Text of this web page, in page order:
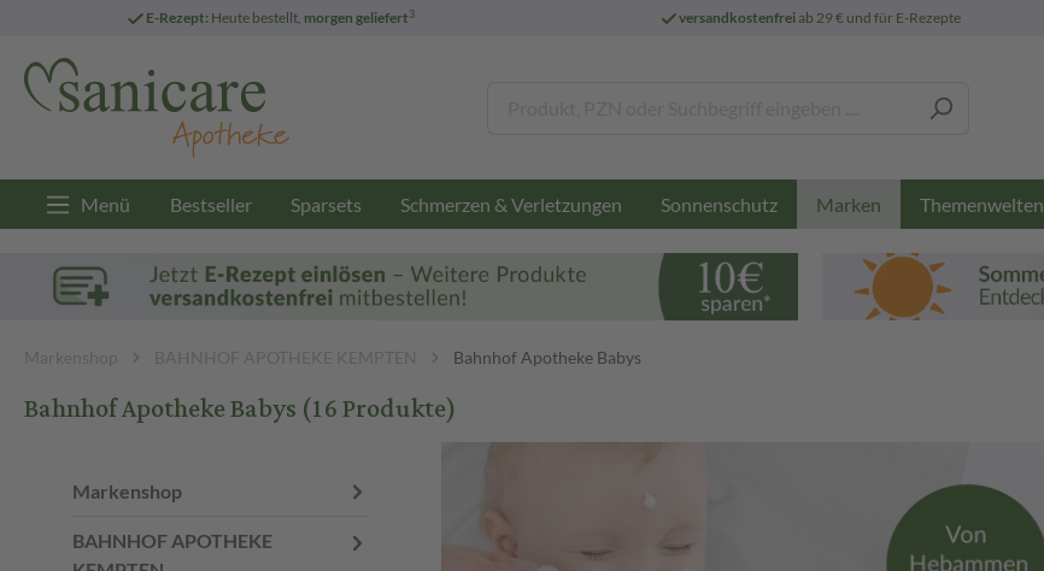
E-Rezept: Heute bestellt, morgen geliefert3 versandkostenfreiab 29 € und für E-Rezepte
Menü Bestseller Sparsets Schmerzen & Verletzungen Sonnenschutz Marken Themenwelten
Markenshop BAHNHOF APOTHEKE KEMPTEN Bahnhof Apotheke Babys
Bahnhof Apotheke Babys(16 Produkte)
Markenshop
BAHNHOF APOTHEKE